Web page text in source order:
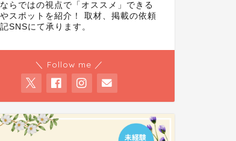
らではの視点で「オススメ」できる
スポットを紹介！ 取材、掲載の依頼
SNSにて承ります。
＼ Follow me ／